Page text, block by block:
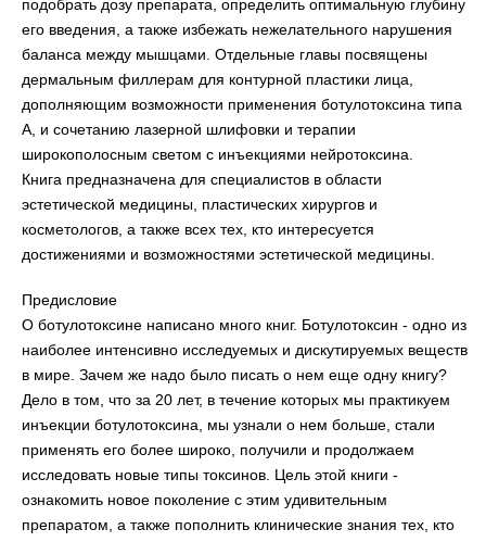
подобрать дозу препарата, определить оптимальную глубину
его введения, а также избежать нежелательного нарушения
баланса между мышцами. Отдельные главы посвящены
дермальным филлерам для контурной пластики лица,
дополняющим возможности применения ботулотоксина типа
А, и сочетанию лазерной шлифовки и терапии
широкополосным светом с инъекциями нейротоксина.
Книга предназначена для специалистов в области
эстетической медицины, пластических хирургов и
косметологов, а также всех тех, кто интересуется
достижениями и возможностями эстетической медицины.
Предисловие
О ботулотоксине написано много книг. Ботулотоксин - одно из
наиболее интенсивно исследуемых и дискутируемых веществ
в мире. Зачем же надо было писать о нем еще одну книгу?
Дело в том, что за 20 лет, в течение которых мы практикуем
инъекции ботулотоксина, мы узнали о нем больше, стали
применять его более широко, получили и продолжаем
исследовать новые типы токсинов. Цель этой книги -
ознакомить новое поколение с этим удивительным
препаратом, а также пополнить клинические знания тех, кто